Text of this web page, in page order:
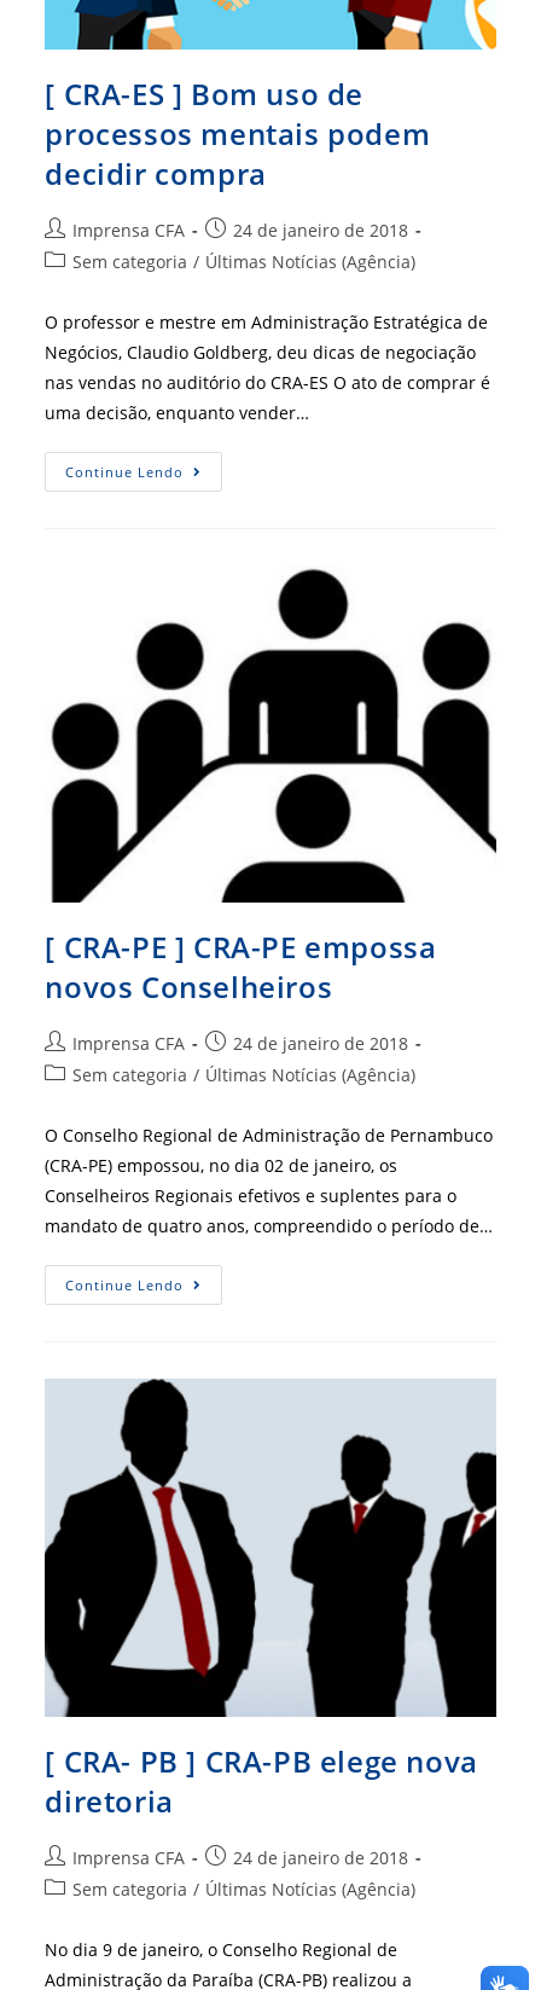
[ CRA-ES ] Bom uso de
processos mentais podem
decidir compra
Autor
do
Imprensa CFA
Post
publicado:
24 de janeiro de 2018
Categoria
post:
Sem categoria / Últimas Notícias (Agência)
O professor e mestre em Administração Estratégica de
Negócios, Claudio Goldberg, deu dicas de negociação
nas vendas no auditório do CRA-ES O ato de comprar é
uma decisão, enquanto vender…
Continue Lendo
CRA-
Podem
Decidir
Compra
[ CRA-PE ] CRA-PE empossa
novos Conselheiros
Autor
do
Imprensa CFA
Post
publicado:
24 de janeiro de 2018
Categoria
Sem categoria / Últimas Notícias (Agência)
O Conselho Regional de Administração de Pernambuco
(CRA-PE) empossou, no dia 02 de janeiro, os
Conselheiros Regionais efetivos e suplentes para o
mandato de quatro anos, compreendido o período de…
Continue Lendo
CRA-
Empossa
Novos
Conselheiros
[ CRA- PB ] CRA-PB elege nova
diretoria
Autor
do
Imprensa CFA
Post
publicado:
24 de janeiro de 2018
Categoria
post:
Sem categoria / Últimas Notícias (Agência)
No dia 9 de janeiro, o Conselho Regional de
Administração da Paraíba (CRA-PB) realizou a